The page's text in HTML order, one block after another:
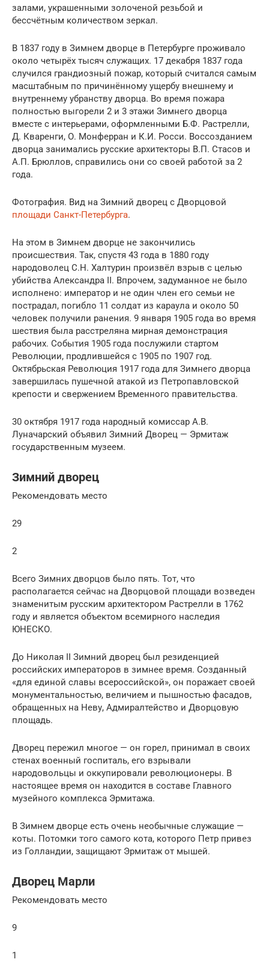
залами, украшенными золоченой резьбой и
бессчётным количеством зеркал.
В 1837 году в Зимнем дворце в Петербурге проживало
около четырёх тысяч служащих. 17 декабря 1837 года
случился грандиозный пожар, который считался самым
масштабным по причинённому ущербу внешнему и
внутреннему убранству дворца. Во время пожара
полностью выгорели 2 и 3 этажи Зимнего дворца
вместе с интерьерами, оформленными Б.Ф. Растрелли,
Д. Кваренги, О. Монферран и К.И. Росси. Воссозданием
дворца занимались русские архитекторы В.П. Стасов и
А.П. Брюллов, справились они со своей работой за 2
года.
Фотография. Вид на Зимний дворец с Дворцовой
площади Санкт-Петербурга.
На этом в Зимнем дворце не закончились
происшествия. Так, спустя 43 года в 1880 году
народоволец С.Н. Халтурин произвёл взрыв с целью
убийства Александра II. Впрочем, задуманное не было
исполнено: император и не один член его семьи не
пострадал, погибло 11 солдат из караула и около 50
человек получили ранения. 9 января 1905 года во время
шествия была расстреляна мирная демонстрация
рабочих. События 1905 года послужили стартом
Революции, продлившейся с 1905 по 1907 год.
Октябрьская Революция 1917 года для Зимнего дворца
завершилась пушечной атакой из Петропавловской
крепости и свержением Временного правительства.
30 октября 1917 года народный комиссар А.В.
Луначарский объявил Зимний Дворец — Эрмитаж
государственным музеем.
Зимний дворец
Рекомендовать место
29
2
Всего Зимних дворцов было пять. Тот, что
располагается сейчас на Дворцовой площади возведен
знаменитым русским архитектором Растрелли в 1762
году и является объектом всемирного наследия
ЮНЕСКО.
До Николая II Зимний дворец был резиденцией
российских императоров в зимнее время. Созданный
«для единой славы всероссийской», он поражает своей
монументальностью, величием и пышностью фасадов,
обращенных на Неву, Адмиралтейство и Дворцовую
площадь.
Дворец пережил многое — он горел, принимал в своих
стенах военный госпиталь, его взрывали
народовольцы и оккупировали революционеры. В
настоящее время он находится в составе Главного
музейного комплекса Эрмитажа.
В Зимнем дворце есть очень необычные служащие —
коты. Потомки того самого кота, которого Петр привез
из Голландии, защищают Эрмитаж от мышей.
Дворец Марли
Рекомендовать место
9
1